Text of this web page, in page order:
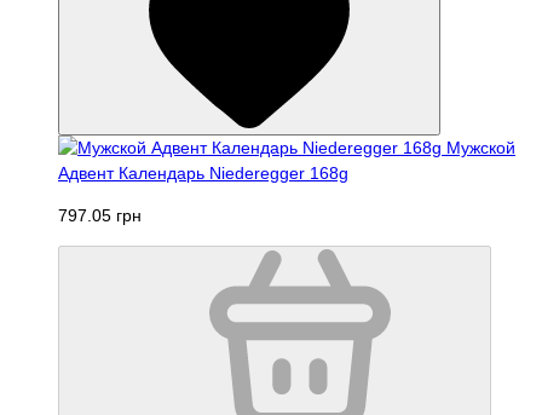
Мужской
Адвент Календарь Niederegger 168g
797.05 грн